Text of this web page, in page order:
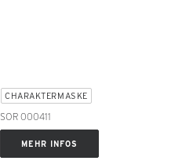
CHARAKTERMASKE
SOR 000411
MEHR INFOS